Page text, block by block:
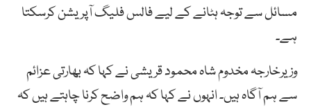
مسائل سے توجہ ہٹانے کے لیے فالس فلیگ آپریشن کرسکتا
ہے۔
وزیرخارجہ مخدوم شاہ محمود قریشی نے کہا کہ بھارتی عزائم
سے ہم آگاہ ہیں۔ انہوں نے کہا کہ ہم واضح کرنا چاہتے ہیں کہ